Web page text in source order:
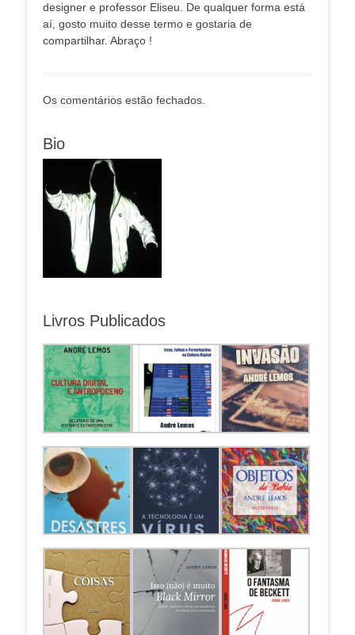
designer e professor Eliseu. De qualquer forma está
aí, gosto muito desse termo e gostaria de
compartilhar. Abraço !
Os comentários estão fechados.
Bio
Livros Publicados